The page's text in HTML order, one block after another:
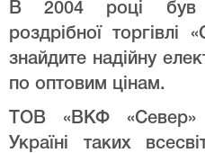
В 2004 році був
роздрібної
знайдите надійну
по оптовим цінам.
ТОВ «ВКФ «Север»
Україні таких